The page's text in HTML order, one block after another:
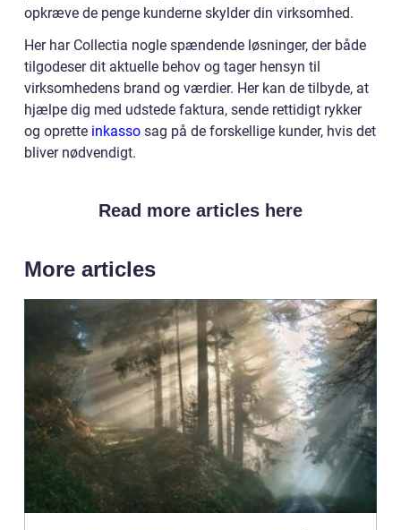
opkræve de penge kunderne skylder din virksomhed.
Her har Collectia nogle spændende løsninger, der både
tilgodeser dit aktuelle behov og tager hensyn til
virksomhedens brand og værdier. Her kan de tilbyde, at
hjælpe dig med udstede faktura, sende rettidigt rykker
og oprette inkasso sag på de forskellige kunder, hvis det
bliver nødvendigt.
Read more articles here
More articles